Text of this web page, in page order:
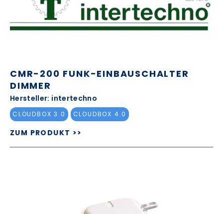
CMR-200 FUNK-EINBAUSCHALTER
DIMMER
Hersteller: intertechno
CLOUDBOX 3.0 CLOUDBOX 4.0
ZUM PRODUKT >>